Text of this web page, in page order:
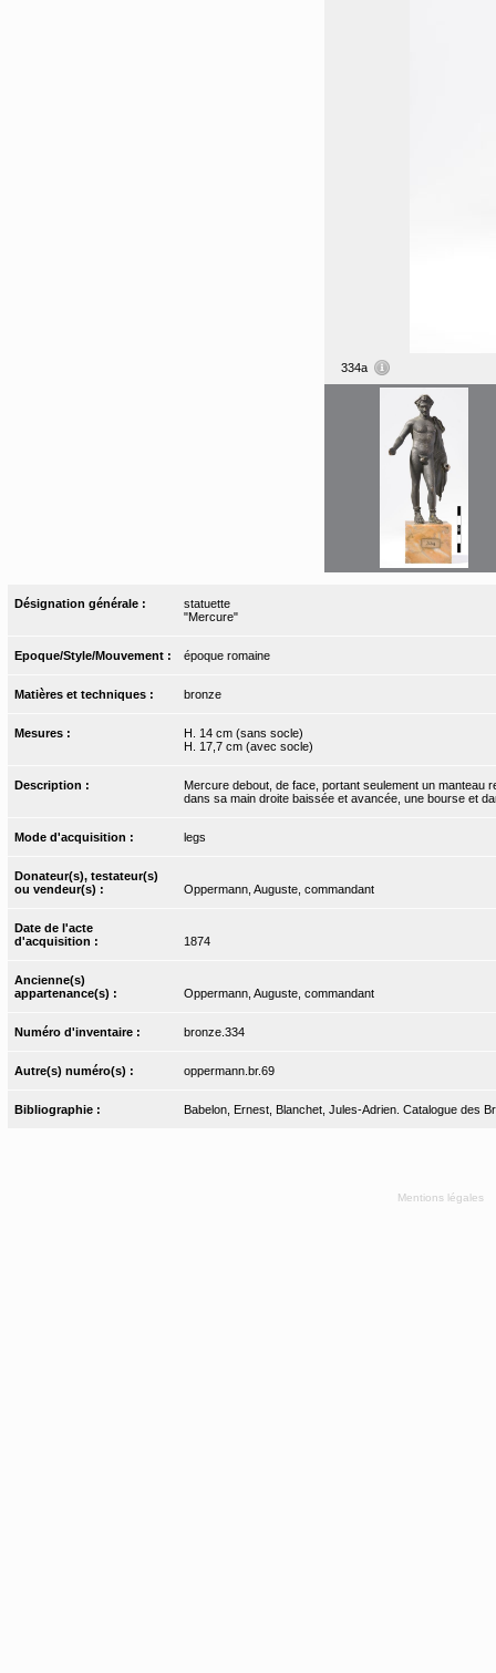
334a
Désignation générale :
statuette
"Mercure"
Epoque/Style/Mouvement : époque romaine
Matières et techniques : bronze
Mesures :
H. 14 cm (sans socle)
H. 17,7 cm (avec socle)
Description :
Mercure debout, de face, portant seulement un manteau
dans sa main droite baissée et avancée, une bourse et
Mode d'acquisition : legs
Donateur(s), testateur(s)
ou vendeur(s) :
Oppermann, Auguste, commandant
Date de l'acte
d'acquisition :
1874
Ancienne(s)
appartenance(s) :
Oppermann, Auguste, commandant
Numéro d'inventaire : bronze.334
Autre(s) numéro(s) : oppermann.br.69
Bibliographie : Babelon, Ernest, Blanchet, Jules-Adrien. Catalogue des
Mentions légales